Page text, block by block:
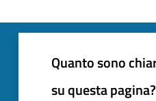
Quanto sono
su questa pagina?